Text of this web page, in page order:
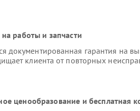
на работы и запчасти
документированная гарантия на
клиента от повторных
ценообразование и бесплатная